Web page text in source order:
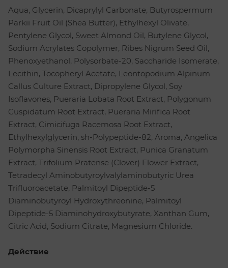
Aqua, Glycerin, Dicaprylyl Carbonate, Butyrospermum
Parkii Fruit Oil (Shea Butter), Ethylhexyl Olivate,
Pentylene Glycol, Sweet Almond Oil, Butylene Glycol,
Sodium Acrylates Copolymer, Ribes Nigrum Seed Oil,
Phenoxyethanol, Polysorbatе-20, Saccharide Isomerate,
Lecithin, Tocopheryl Acetate, Leontopodium Alpinum
Callus Culture Extract, Dipropylene Glycol, Soy
Isoflavones, Pueraria Lobata Root Extract, Polygonum
Cuspidatum Root Extract, Pueraria Mirifica Root
Extract, Cimicifuga Racemosa Root Extract,
Ethylhexylglycerin, sh-Polypeptide-82, Aroma, Angelica
Polymorpha Sinensis Root Extract, Punica Granatum
Extract, Trifolium Pratense (Clover) Flower Extract,
Tetradecyl Aminobutyroylvalylaminobutyric Urea
Trifluoroacetate, Palmitoyl Dipeptide-5
Diaminobutyroyl Hydroxythreonine, Palmitoyl
Dipeptide-5 Diaminohydroxybutyrate, Xanthan Gum,
Citric Acid, Sodium Citrate, Magnesium Chloride.
Действие